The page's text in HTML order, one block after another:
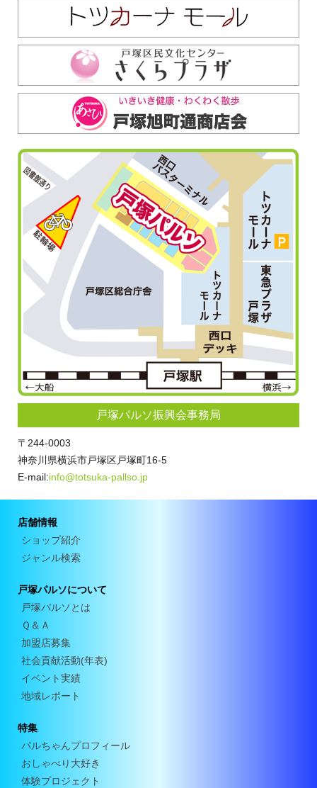
戸塚パルソ振興会事務局
〒244-0003
神奈川県横浜市戸塚区戸塚町16-5
E-mail:info@totsuka-pallso.jp
店舗情報
ショップ紹介
ジャンル検索
戸塚パルソについて
戸塚パルソとは
Ｑ＆Ａ
加盟店募集
社会貢献活動(年表)
イベント実績
地域レポート
特集
パルちゃんプロフィール
おしゃべり大好き
体験プロジェクト